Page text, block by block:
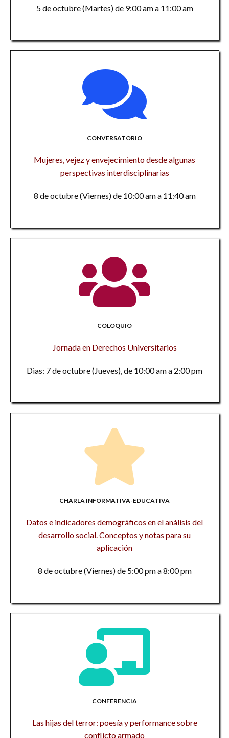
5 de octubre (Martes) de 9:00 am a 11:00 am
CONVERSATORIO
Mujeres, vejez y envejecimiento desde algunas
perspectivas interdisciplinarias
8 de octubre (Viernes) de 10:00 am a 11:40 am
COLOQUIO
Jornada en Derechos Universitarios
Dias: 7 de octubre (Jueves), de 10:00 am a 2:00 pm
CHARLA INFORMATIVA-EDUCATIVA
Datos e indicadores demográficos en el análisis del
desarrollo social. Conceptos y notas para su
aplicación
8 de octubre (Viernes) de 5:00 pm a 8:00 pm
CONFERENCIA
Las hijas del terror: poesía y performance sobre
conflicto armado